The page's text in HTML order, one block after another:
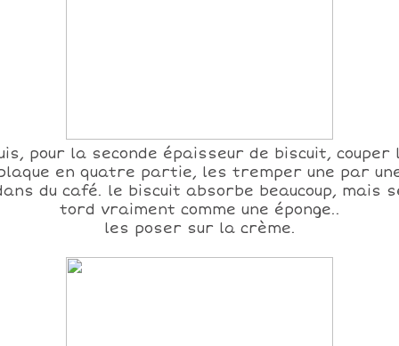
pour la seconde épaisseur de biscuit, couper
en quatre partie, les tremper une par
du café. le biscuit absorbe beaucoup, mais
tord vraiment comme une éponge..
les poser sur la crème.